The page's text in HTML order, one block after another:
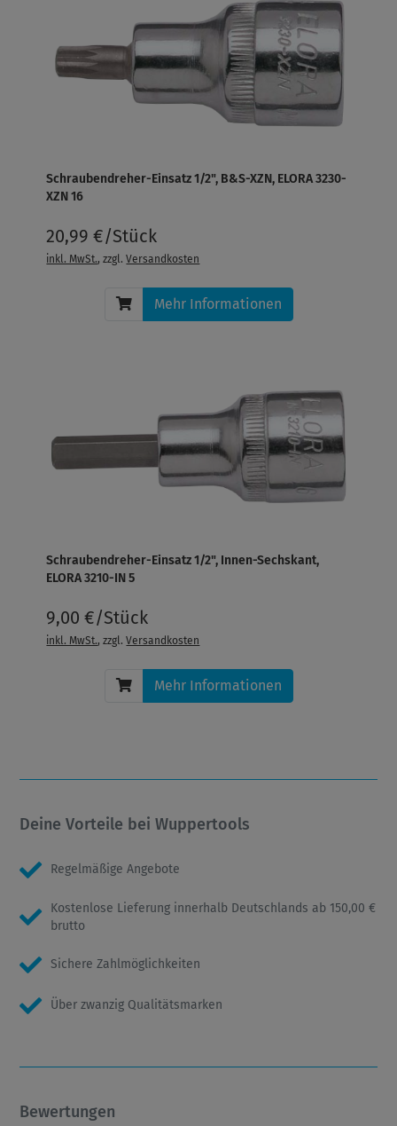
Schraubendreher-Einsatz 1/2", B&S-XZN, ELORA 3230-
XZN 16
20,99 €/Stück
inkl. MwSt., zzgl.Versandkosten
Mehr Informationen
Schraubendreher-Einsatz 1/2", Innen-Sechskant,
ELORA 3210-IN 5
9,00 €/Stück
inkl. MwSt., zzgl.Versandkosten
Mehr Informationen
Deine Vorteile bei Wuppertools
Regelmäßige Angebote
Kostenlose Lieferung innerhalb Deutschlands ab 150,00 €
brutto
Sichere Zahlmöglichkeiten
Über zwanzig Qualitätsmarken
Bewertungen